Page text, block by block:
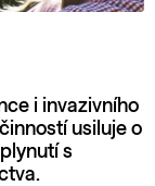
i invazivního
usiluje o
s